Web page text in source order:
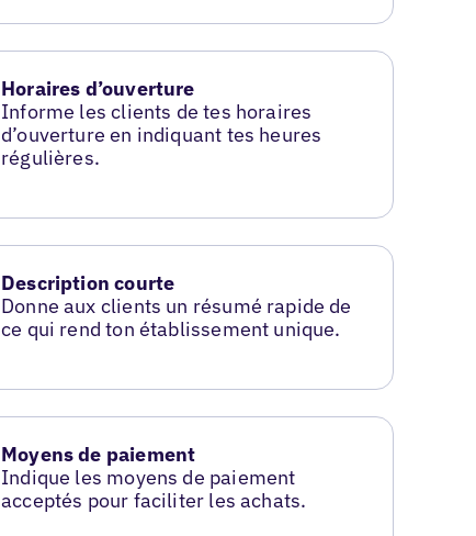
Horaires d’ouverture
Informe les clients de tes horaires
d’ouverture en indiquant tes heures
régulières.
Description courte
Donne aux clients un résumé rapide de
ce qui rend ton établissement unique.
Moyens de paiement
Indique les moyens de paiement
acceptés pour faciliter les achats.